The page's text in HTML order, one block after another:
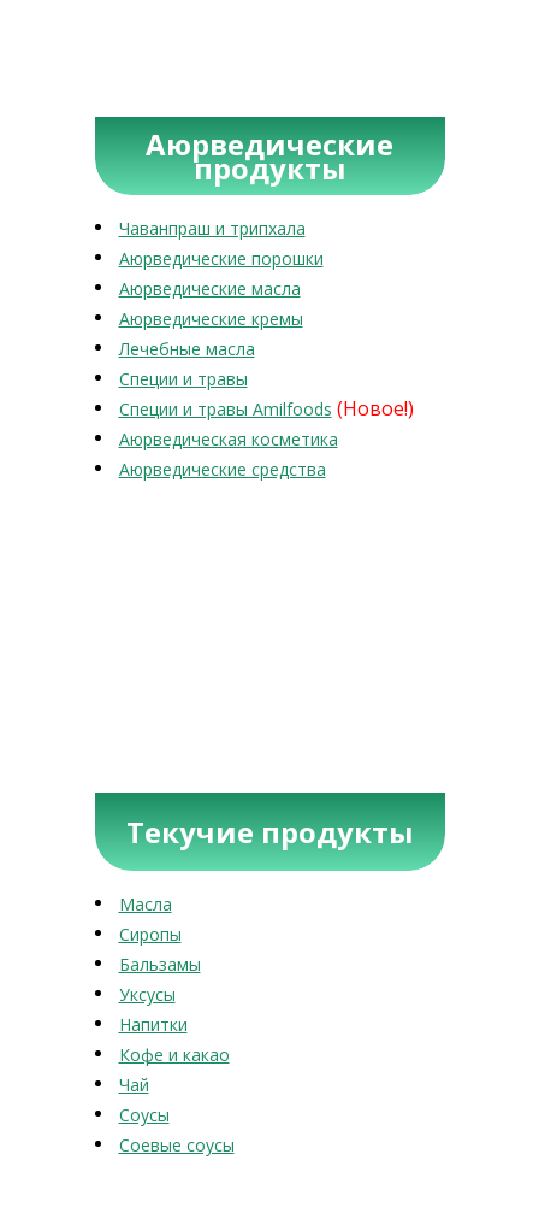
Аюрведические
продукты
Чаванпраш и трипхала
Аюрведические порошки
Аюрведические масла
Аюрведические кремы
Лечебные масла
Специи и травы
Специи и травы Amilfoods (Новое!)
Аюрведическая косметика
Аюрведические средства
Текучие продукты
Масла
Сиропы
Бальзамы
Уксусы
Напитки
Кофе и какао
Чай
Соусы
Соевые соусы